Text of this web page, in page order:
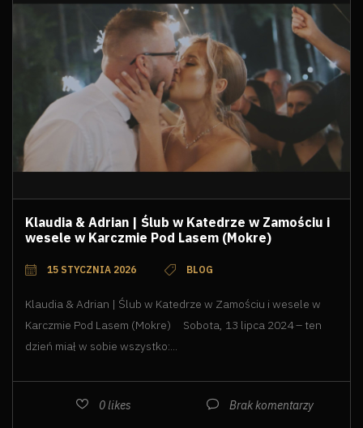
Klaudia & Adrian | Ślub w Katedrze w Zamościu i
wesele w Karczmie Pod Lasem (Mokre)
15 STYCZNIA 2026 BLOG
Klaudia & Adrian | Ślub w Katedrze w Zamościu i wesele w
Karczmie Pod Lasem (Mokre) Sobota, 13 lipca 2024 – ten
dzień miał w sobie wszystko:...
0likes Brak komentarzy